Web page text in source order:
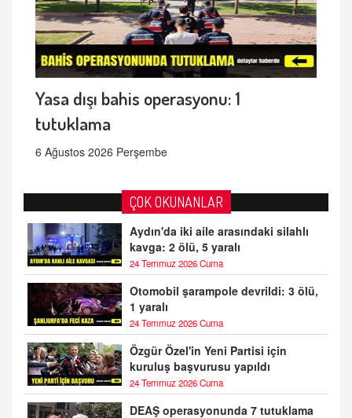
Yasa dışı bahis operasyonu: 1
tutuklama
6 Ağustos 2026 Perşembe
ÇOK OKUNANLAR
Aydın'da iki aile arasındaki silahlı
kavga: 2 ölü, 5 yaralı
24 Temmuz 2026 Cuma
Otomobil şarampole devrildi: 3 ölü,
1 yaralı
24 Temmuz 2026 Cuma
Özgür Özel'in Yeni Partisi için
kuruluş başvurusu yapıldı
24 Temmuz 2026 Cuma
DEAŞ operasyonunda 7 tutuklama